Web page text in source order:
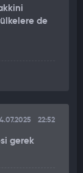
de
22:52
gerek